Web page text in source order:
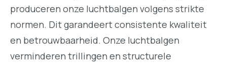
produceren onze luchtbalgen volgens strikte
normen. Dit garandeert consistente kwaliteit
en betrouwbaarheid. Onze luchtbalgen
verminderen trillingen en structurele